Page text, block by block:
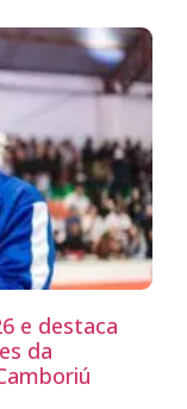
e destaca
da